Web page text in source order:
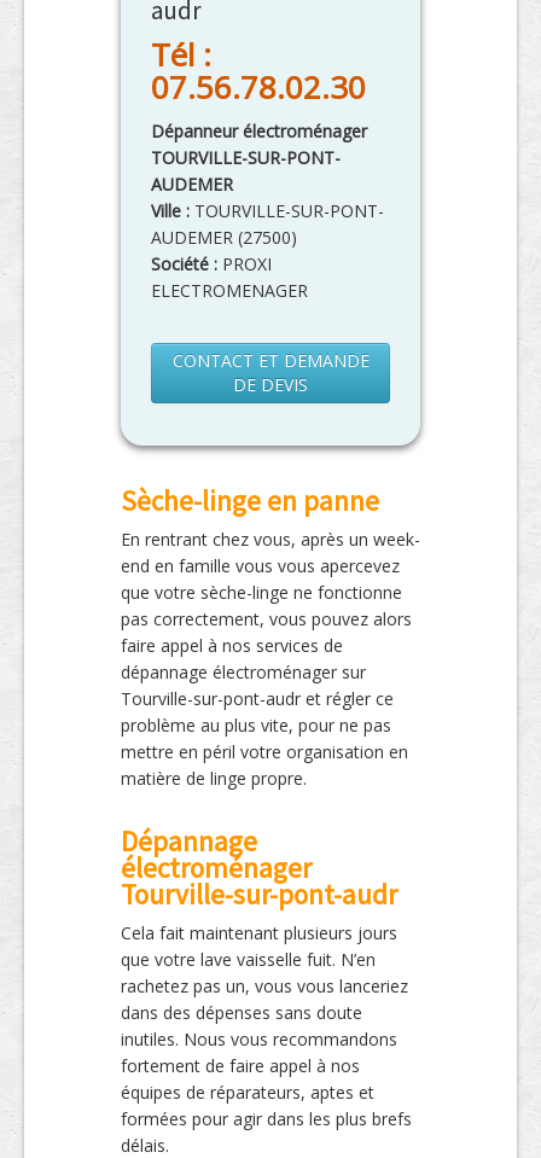
audr
Tél :
07.56.78.02.30
Dépanneur électroménager
TOURVILLE-SUR-PONT-
AUDEMER
Ville : TOURVILLE-SUR-PONT-
AUDEMER (27500)
Société : PROXI
ELECTROMENAGER
CONTACT ET DEMANDE
DE DEVIS
Sèche-linge en panne
En rentrant chez vous, après un week-
end en famille vous vous apercevez
que votre sèche-linge ne fonctionne
pas correctement, vous pouvez alors
faire appel à nos services de
dépannage électroménager sur
Tourville-sur-pont-audr et régler ce
problème au plus vite, pour ne pas
mettre en péril votre organisation en
matière de linge propre.
Dépannage
électroménager
Tourville-sur-pont-audr
Cela fait maintenant plusieurs jours
que votre lave vaisselle fuit. N’en
rachetez pas un, vous vous lanceriez
dans des dépenses sans doute
inutiles. Nous vous recommandons
fortement de faire appel à nos
équipes de réparateurs, aptes et
formées pour agir dans les plus brefs
délais.